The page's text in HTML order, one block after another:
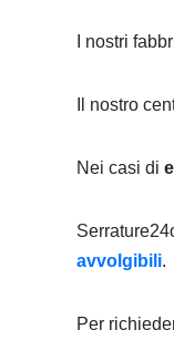
I nostri
Il nostro
Nei casi di
avvolgibili.
Per